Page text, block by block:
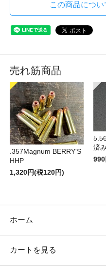
この商品につ
売れ筋商品
.357Magnum BERRY'S
HHP
1,320円(税120円)
済
ホーム
カートを見る